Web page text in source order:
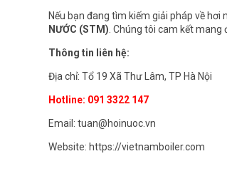
Nếu bạn đang tìm kiếm giải pháp về hơi
NƯỚC (STM). Chúng tôi cam kết mang
Thông tin liên hệ:
Địa chỉ: Tổ 19 Xã Thư Lâm, TP Hà Nội
Hotline: 091 3322 147
Email: tuan@hoinuoc.vn
Website: https://vietnamboiler.com